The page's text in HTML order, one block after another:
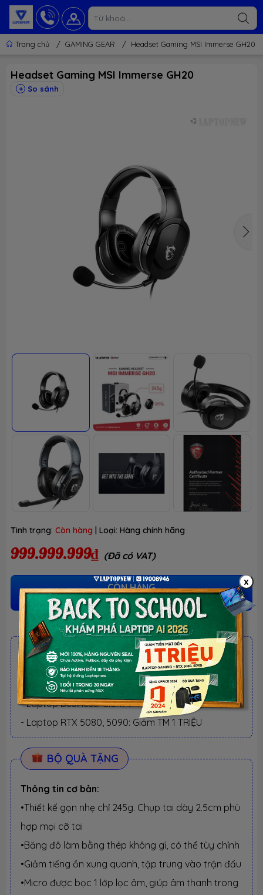
Trang chủ / GAMING GEAR / Headset Gaming MSI Immerse GH20
Headset Gaming MSI Immerse GH20
So sánh
Tình trạng: Còn hàng | Loại: Hàng chính hãng
999.999.999₫ (Đã có VAT)
CÒN HÀNG
(Vui lòng liên hệ trực tiếp)
ƯU ĐÃI TỐT NHẤT TRONG NĂM
BACK TO SCHOOL 2026.Xem chi tiết
- Laptop văn phòng. Giảm TM 300K
- Laptop Business. Giảm TM 500K
- Laptop RTX 5080, 5090: Giảm TM 1 TRIỆU
BỘ QUÀ TẶNG
Thông tin cơ bản:
•Thiết kế gọn nhẹ chỉ 245g. Chụp tai dày 2.5cm phù
hợp mọi cỡ tai
•Băng đô làm bằng thép không gỉ, có thể tùy chỉnh
•Giảm tiếng ồn xung quanh, tập trung vào trận đấu
•Micro được bọc 1 lớp lọc âm, giúp âm thanh trong
x